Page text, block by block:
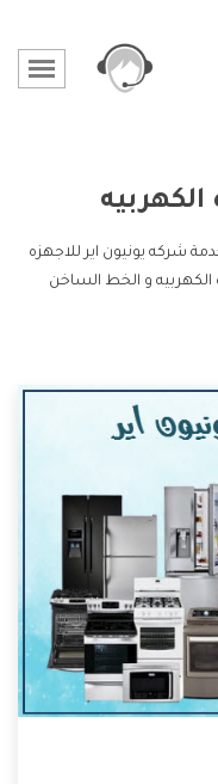
شركه يونيون اير للاجهزه
الكهربيه و الخط الساخن